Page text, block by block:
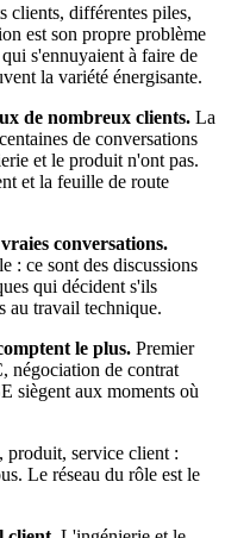
clients, différentes piles,
est son propre problème
s'ennuyaient à faire de
la variété énergisante.
de nombreux clients. La
de conversations
et le produit n'ont pas.
et la feuille de route
conversations.
: ce sont des discussions
qui décident s'ils
au travail technique.
le plus. Premier
négociation de contrat
siègent aux moments où
produit, service client :
Le réseau du rôle est le